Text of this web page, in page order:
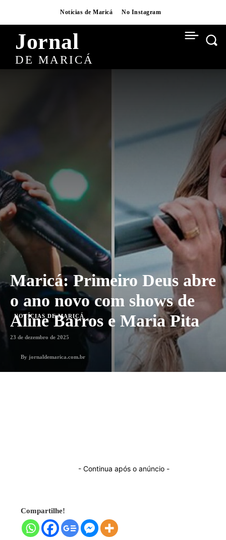
Notícias de Maricá No Instagram
Jornal
DE MARICÁ
Maricá: Primeiro Deus abre
o ano novo com shows de
Aline Barros e Maria Pita
NOTÍCIAS DE MARICÁ
23 de dezembro de 2025
By jornaldemarica.com.br
- Continua após o anúncio -
Compartilhe!